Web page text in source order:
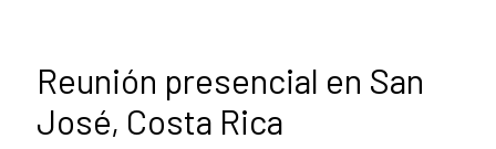
Reunión presencial en San
José, Costa Rica